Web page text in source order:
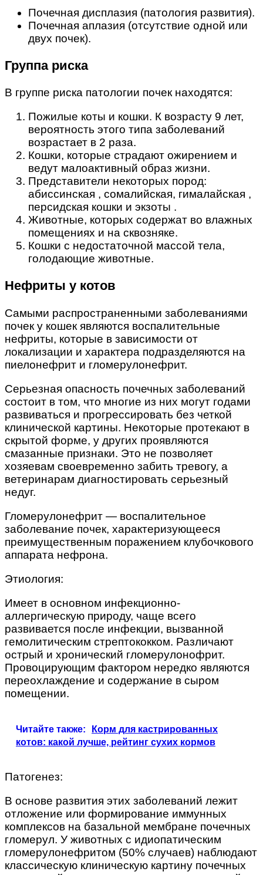
Почечная дисплазия (патология развития).
Почечная аплазия (отсутствие одной или
двух почек).
Группа риска
В группе риска патологии почек находятся:
Пожилые коты и кошки. К возрасту 9 лет,
вероятность этого типа заболеваний
возрастает в 2 раза.
Кошки, которые страдают ожирением и
ведут малоактивный образ жизни.
Представители некоторых пород:
абиссинская , сомалийская, гималайская ,
персидская кошки и экзоты .
Животные, которых содержат во влажных
помещениях и на сквозняке.
Кошки с недостаточной массой тела,
голодающие животные.
Нефриты у котов
Самыми распространенными заболеваниями
почек у кошек являются воспалительные
нефриты, которые в зависимости от
локализации и характера подразделяются на
пиелонефрит и гломерулонефрит.
Серьезная опасность почечных заболеваний
состоит в том, что многие из них могут годами
развиваться и прогрессировать без четкой
клинической картины. Некоторые протекают в
скрытой форме, у других проявляются
смазанные признаки. Это не позволяет
хозяевам своевременно забить тревогу, а
ветеринарам диагностировать серьезный
недуг.
Гломерулонефрит — воспалительное
заболевание почек, характеризующееся
преимущественным поражением клубочкового
аппарата нефрона.
Этиология:
Имеет в основном инфекционно-
аллергическую природу, чаще всего
развивается после инфекции, вызванной
гемолитическим стрептококком. Различают
острый и хронический гломерулонофрит.
Провоцирующим фактором нередко являются
переохлаждение и содержание в сыром
помещении.
Читайте также:
Корм для кастрированных
котов: какой лучше, рейтинг сухих кормов
Патогенез:
В основе развития этих заболеваний лежит
отложение или формирование иммунных
комплексов на базальной мембране почечных
гломерул. У животных с идиопатическим
гломерулонефритом (50% случаев) наблюдают
классическую клиническую картину почечных